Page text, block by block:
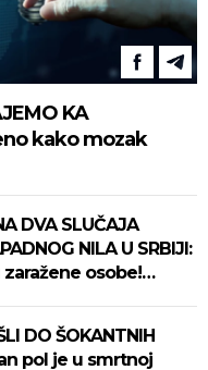
KA
kako mozak
DVA SLUČAJA
NILA U SRBIJI:
osobe!
DO ŠOKANTNIH
pol je u smrtnoj